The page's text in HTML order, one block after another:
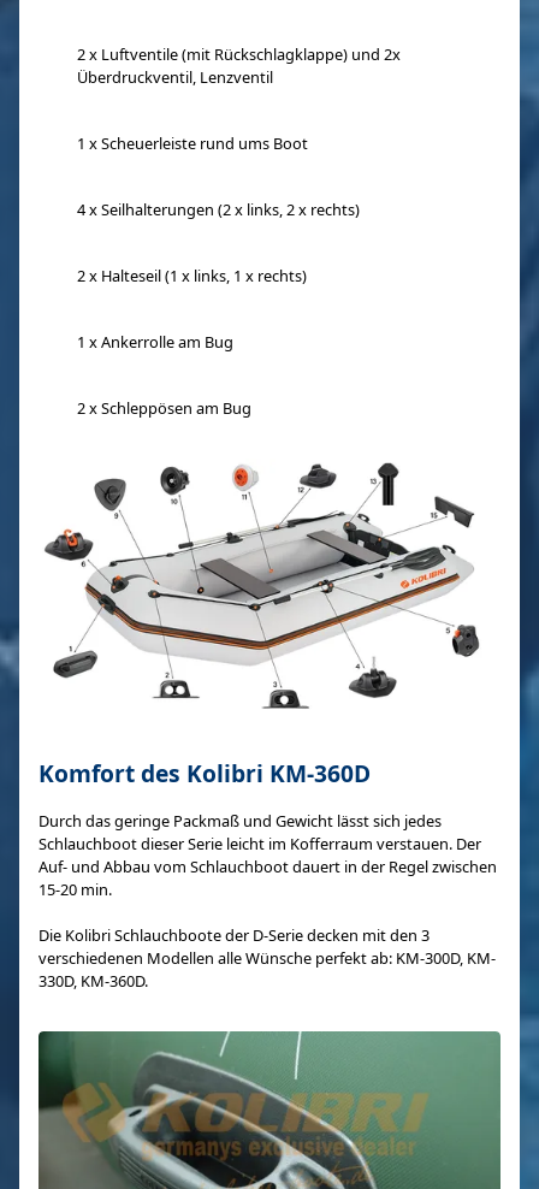
2 x Luftventile (mit Rückschlagklappe) und 2x
Überdruckventil, Lenzventil
1 x Scheuerleiste rund ums Boot
4 x Seilhalterungen (2 x links, 2 x rechts)
2 x Halteseil (1 x links, 1 x rechts)
1 x Ankerrolle am Bug
2 x Schleppösen am Bug
Komfort des Kolibri KM-360D
Durch das geringe Packmaß und Gewicht lässt sich jedes
Schlauchboot dieser Serie leicht im Kofferraum verstauen. Der
Auf- und Abbau vom Schlauchboot dauert in der Regel zwischen
15-20 min.
Die Kolibri Schlauchboote der D-Serie decken mit den 3
verschiedenen Modellen alle Wünsche perfekt ab: KM-300D, KM-
330D, KM-360D.